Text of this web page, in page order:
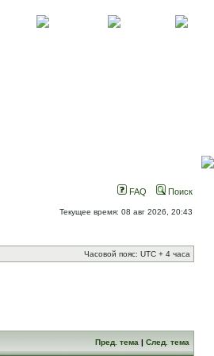
FAQ Поиск
Текущее время: 08 авг 2026, 20:43
Часовой пояс: UTC + 4 часа
Пред. тема | След. тема